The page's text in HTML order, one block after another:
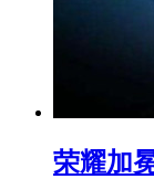
荣耀加